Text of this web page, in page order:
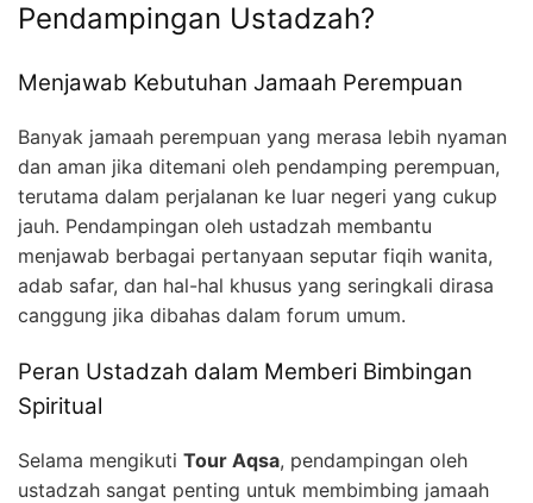
Pendampingan Ustadzah?
Menjawab Kebutuhan Jamaah Perempuan
Banyak jamaah perempuan yang merasa lebih nyaman
dan aman jika ditemani oleh pendamping perempuan,
terutama dalam perjalanan ke luar negeri yang cukup
jauh. Pendampingan oleh ustadzah membantu
menjawab berbagai pertanyaan seputar fiqih wanita,
adab safar, dan hal-hal khusus yang seringkali dirasa
canggung jika dibahas dalam forum umum.
Peran Ustadzah dalam Memberi Bimbingan
Spiritual
Selama mengikuti Tour Aqsa, pendampingan oleh
ustadzah sangat penting untuk membimbing jamaah